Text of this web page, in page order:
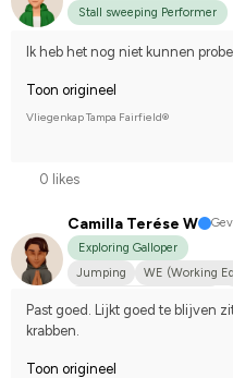
Stall sweeping Performer
Ik heb het nog niet kunnen
Toon origineel
Vliegenkap Tampa Fairfield®
0 likes
Camilla Terése W
Exploring Galloper
Jumping
WE (Working
Past goed. Lijkt goed te blijven
krabben.
Toon origineel